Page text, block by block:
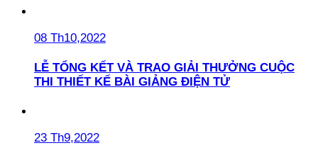
08 Th10,2022
LỄ TỔNG KẾT VÀ TRAO GIẢI THƯỞNG CUỘC
THI THIẾT KẾ BÀI GIẢNG ĐIỆN TỬ
23 Th9,2022